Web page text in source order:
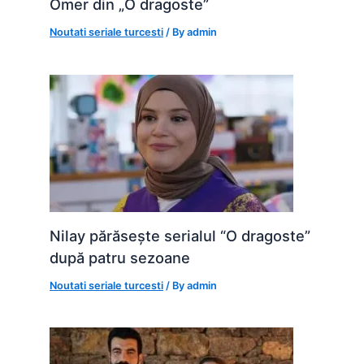
Omer din „O dragoste”
Noutati seriale turcesti / Byadmin
Nilay părăsește serialul “O dragoste”
după patru sezoane
Noutati seriale turcesti / Byadmin